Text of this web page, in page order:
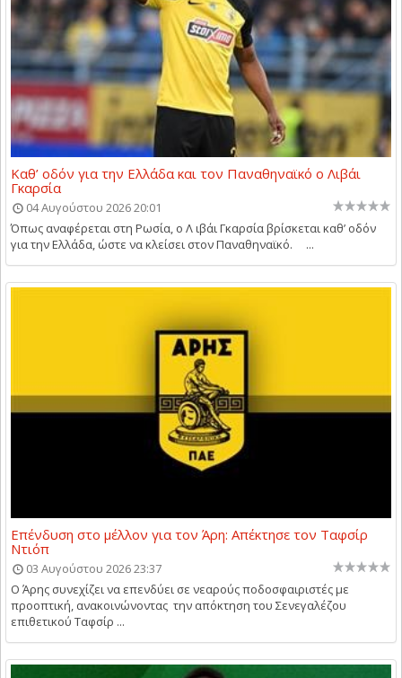
Καθ’ οδόν για την Ελλάδα και τον Παναθηναϊκό ο Λιβάι
Γκαρσία
04 Αυγούστου 2026 20:01
Όπως αναφέρεται στη Ρωσία, ο Λ ιβάι Γκαρσία βρίσκεται καθ’ οδόν
για την Ελλάδα, ώστε να κλείσει στον Παναθηναϊκό. ...
Επένδυση στο μέλλον για τον Άρη: Απέκτησε τον Ταφσίρ
Ντιόπ
03 Αυγούστου 2026 23:37
Ο Άρης συνεχίζει να επενδύει σε νεαρούς ποδοσφαιριστές με
προοπτική, ανακοινώνοντας την απόκτηση του Σενεγαλέζου
επιθετικού Ταφσίρ ...